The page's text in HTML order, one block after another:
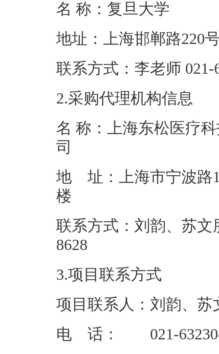
名 称：复旦
地址：上海
联系方式：李老
2.采购代理机构信息
名 称：上海东松医疗
地 址：上海市宁波路
联系方式：刘韵、苏文
3.项目联系方式
项目联系人：刘韵、苏
电 话： 021-